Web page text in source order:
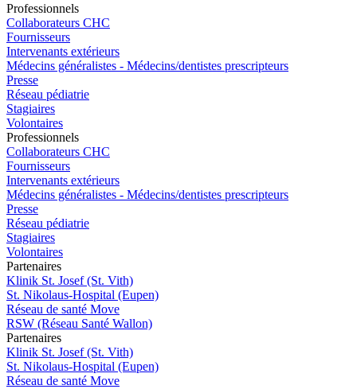
Professionnels
Collaborateurs CHC
Fournisseurs
Intervenants extérieurs
Médecins généralistes - Médecins/dentistes prescripteurs
Presse
Réseau pédiatrie
Stagiaires
Volontaires
Professionnels
Collaborateurs CHC
Fournisseurs
Intervenants extérieurs
Médecins généralistes - Médecins/dentistes prescripteurs
Presse
Réseau pédiatrie
Stagiaires
Volontaires
Partenaires
Klinik St. Josef (St. Vith)
St. Nikolaus-Hospital (Eupen)
Réseau de santé Move
RSW (Réseau Santé Wallon)
Partenaires
Klinik St. Josef (St. Vith)
St. Nikolaus-Hospital (Eupen)
Réseau de santé Move